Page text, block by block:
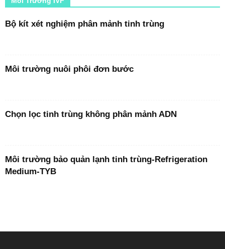
Bộ kít xét nghiệm phân mảnh tinh trùng
Môi trường nuôi phôi đơn bước
Chọn lọc tinh trùng không phân mảnh ADN
Môi trường bảo quản lạnh tinh trùng-Refrigeration
Medium-TYB